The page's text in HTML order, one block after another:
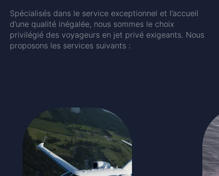
Spécialisés dans le service exceptionnel et l’accueil
d’une qualité inégalée, nous sommes le choix
privilégié des voyageurs en jet privé exigeants. Nous
proposons les services suivants :